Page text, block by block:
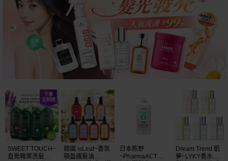
SWEET TOUCH~
直覺職業洗髮精
韓國 isLeaf~香氛
順盈護髮油
日本熊野
~PharmaACT無
Dream Trend 凱
夢~LYKY香水護